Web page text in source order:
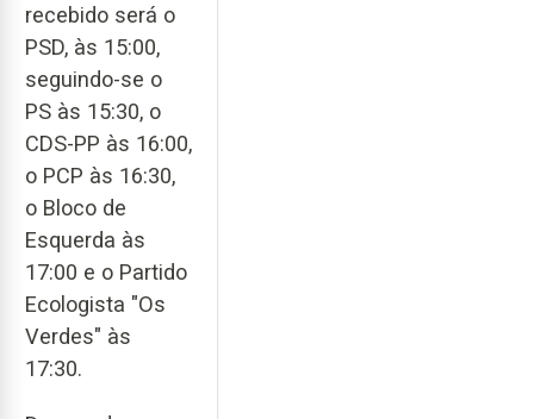
recebido será o
PSD, às 15:00,
seguindo-se o
PS às 15:30, o
CDS-PP às 16:00,
o PCP às 16:30,
o Bloco de
Esquerda às
17:00 e o Partido
Ecologista "Os
Verdes" às
17:30.